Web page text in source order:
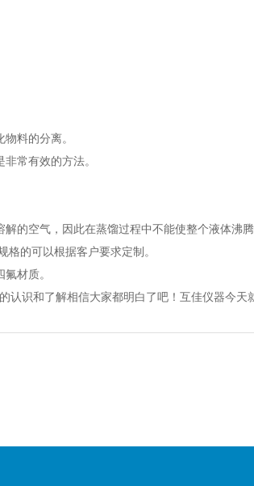
料的分离。
常有效的方法。
空气，因此在蒸馏过程中不能使整个液体沸腾
的可以根据客户要求定制。
材质。
和了解相信大家都明白了吧！互佳仪器今天